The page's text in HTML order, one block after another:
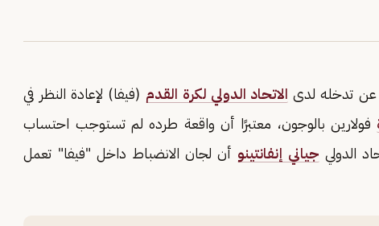
عن تدخله لدى الاتحاد الدولي لكرة القدم (فيفا) لإعادة النظر في
فولارين بالوجون، معتبرًا أن واقعة طرده لم تستوجب احتساب
الدولي جياني إنفانتينو أن لجان الانضباط داخل "فيفا" تعمل